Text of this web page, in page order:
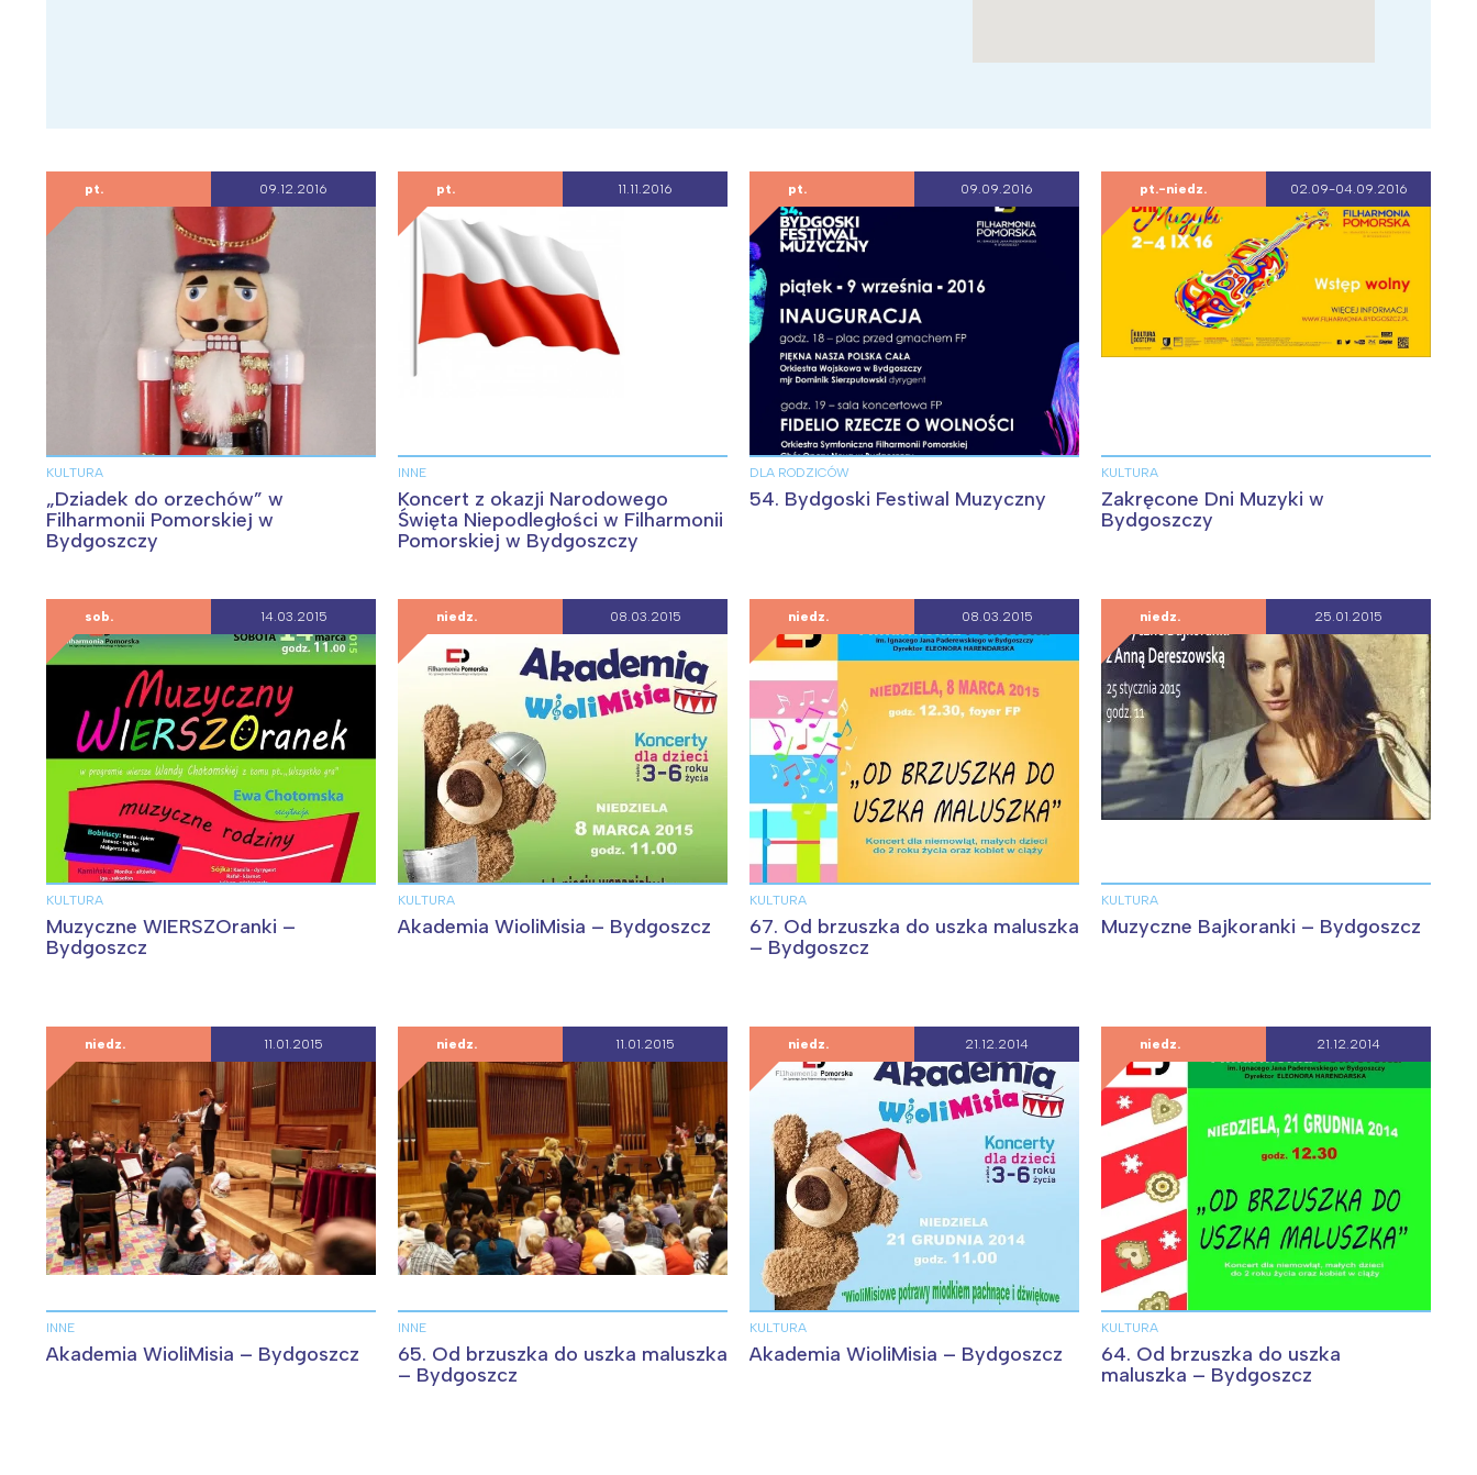
pt. 09.12.2016
KULTURA
„Dziadek do orzechów” w
Filharmonii Pomorskiej w
Bydgoszczy
pt. 11.11.2016
INNE
Koncert z okazji Narodowego
Święta Niepodległości w Filharmonii
Pomorskiej w Bydgoszczy
pt. 09.09.2016
DLA RODZICÓW
54. Bydgoski Festiwal Muzyczny
pt.-niedz. 02.09-04.09.2016
KULTURA
Zakręcone Dni Muzyki w
Bydgoszczy
sob. 14.03.2015
KULTURA
Muzyczne WIERSZOranki –
Bydgoszcz
niedz. 08.03.2015
KULTURA
Akademia WioliMisia – Bydgoszcz
niedz. 08.03.2015
KULTURA
67. Od brzuszka do uszka maluszka
– Bydgoszcz
niedz. 25.01.2015
KULTURA
Muzyczne Bajkoranki – Bydgoszcz
niedz. 11.01.2015
INNE
Akademia WioliMisia – Bydgoszcz
niedz. 11.01.2015
INNE
65. Od brzuszka do uszka maluszka
– Bydgoszcz
niedz. 21.12.2014
KULTURA
Akademia WioliMisia – Bydgoszcz
niedz. 21.12.2014
KULTURA
64. Od brzuszka do uszka
maluszka – Bydgoszcz
Interesują mnie wydarzenia z tego regionu:
Warszawa
Łódź
Trójmiasto
Śląsk
Kraków
Południe
Północ